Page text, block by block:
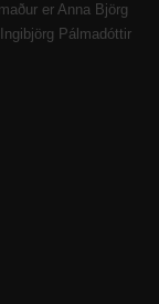
er Anna Björg
Pálmadóttir